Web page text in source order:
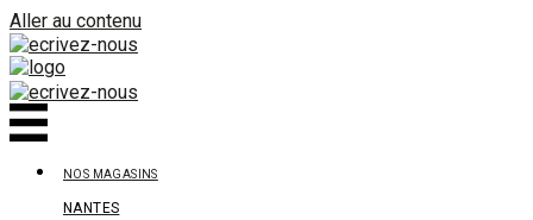
Aller au contenu
NOS MAGASINS
NANTES
Panneau de gestion des cookies